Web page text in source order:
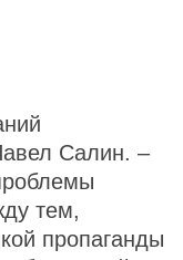
Салин. –
тем,
пропаганды